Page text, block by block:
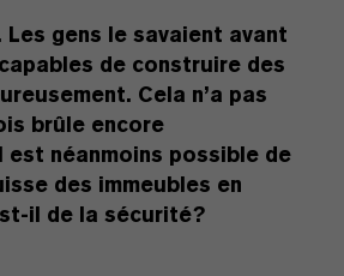
Les gens le savaient avant
de construire des
Cela n’a pas
brûle encore
est néanmoins possible de
des immeubles en
il de la sécurité?